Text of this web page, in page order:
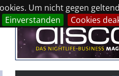
Um nicht gegen
Einverstanden
Cookies